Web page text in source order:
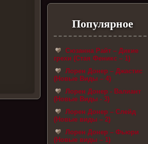
Популярное
Сюзанна Райт – Дикие
грехи (Стая Феникс – 1)
Лорен Донер – Джастис
(Новые Виды – 4)
Лорен Донер - Валиант
(Новые Виды - 3)
Лорен Донер – Слейд
(Новые виды – 2)
Лорен Донер – Фьюри
(Новые виды – 1)